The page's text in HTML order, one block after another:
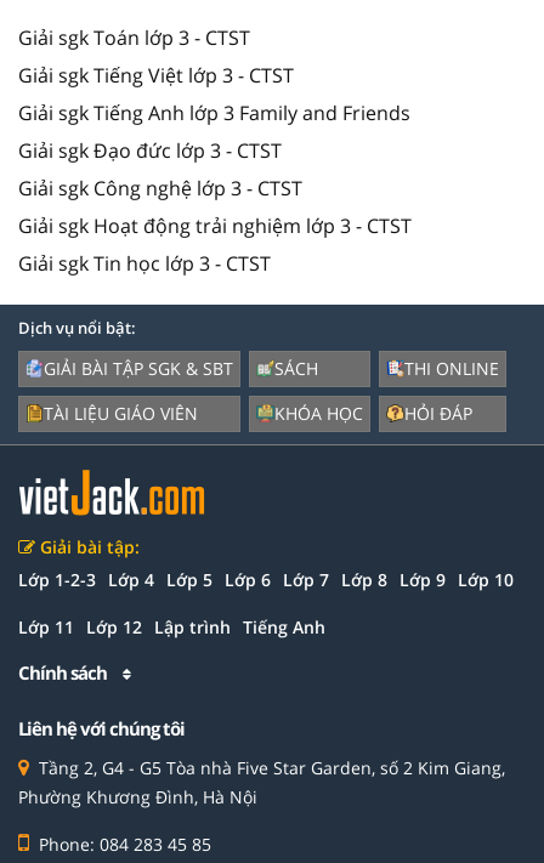
Giải sgk Toán lớp 3 - CTST
Giải sgk Tiếng Việt lớp 3 - CTST
Giải sgk Tiếng Anh lớp 3 Family and Friends
Giải sgk Đạo đức lớp 3 - CTST
Giải sgk Công nghệ lớp 3 - CTST
Giải sgk Hoạt động trải nghiệm lớp 3 - CTST
Giải sgk Tin học lớp 3 - CTST
Dịch vụ nổi bật:
GIẢI BÀI TẬP SGK & SBT
TÀI LIỆU GIÁO VIÊN
SÁCH
KHÓA HỌC
THI ONLINE
HỎI ĐÁP
Giải bài tập:
Lớp 1-2-3 Lớp 4 Lớp 5 Lớp 6 Lớp 7 Lớp 8 Lớp 9 Lớp 10
Lớp 11 Lớp 12 Lập trình Tiếng Anh
Chính sách
Liên hệ với chúng tôi
Tầng 2, G4 - G5 Tòa nhà Five Star Garden, số 2 Kim Giang,
Phường Khương Đình, Hà Nội
Phone: 084 283 45 85